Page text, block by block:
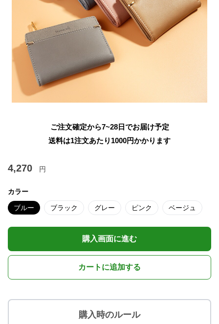
ご注文確定から7~28日でお届け予定
送料は1注文あたり 1000円かかります
4,270 円
カラー
ブルー ブラック グレー ピンク ベージュ
購入画面に進む
カートに追加する
購入時のルール